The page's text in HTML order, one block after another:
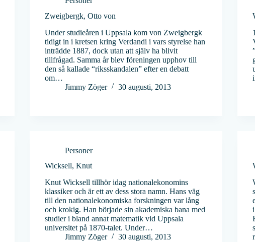
Zweigbergk, Otto von
Under studieåren i Uppsala kom von Zweigbergk
tidigt in i kretsen kring Verdandi i vars styrelse han
inträdde 1887, dock utan att själv ha blivit
tillfrågad. Samma år blev föreningen upphov till
den så kallade “riksskandalen” efter en debatt
om…
Jimmy Zöger
30 augusti, 2013
Personer
Wicksell, Knut
Knut Wicksell tillhör idag nationalekonomins
klassiker och är ett av dess stora namn. Hans väg
till den nationalekonomiska forskningen var lång
och krokig. Han började sin akademiska bana med
studier i bland annat matematik vid Uppsala
universitet på 1870-talet. Under…
Jimmy Zöger
30 augusti, 2013